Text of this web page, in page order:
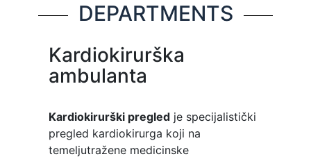
DEPARTMENTS
Kardiokirurška
ambulanta
Kardiokirurški pregled je specijalistički
pregled kardiokirurga koji na
temeljutražene medicinske